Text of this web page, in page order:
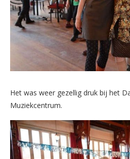
Het was weer gezellig druk bij het
Muziekcentrum.